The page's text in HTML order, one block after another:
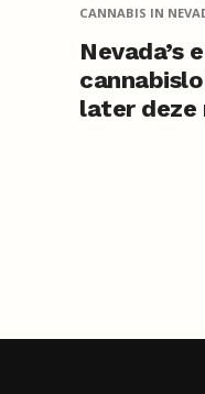
CANNABIS IN
Nevada’s
later deze